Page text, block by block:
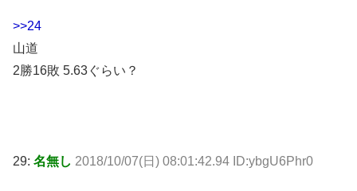
>>24
山道
2勝16敗 5.63ぐらい？
29: 名無し 2018/10/07(日) 08:01:42.94 ID:ybgU6Phr0